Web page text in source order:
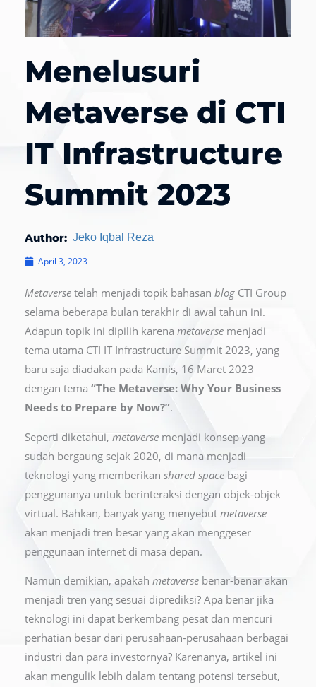
Menelusuri
Metaverse di CTI
IT Infrastructure
Summit 2023
Author: Jeko Iqbal Reza
April 3, 2023
Metaverse telah menjadi topik bahasan blog CTI Group
selama beberapa bulan terakhir di awal tahun ini.
Adapun topik ini dipilih karena metaverse menjadi
tema utama CTI IT Infrastructure Summit 2023, yang
baru saja diadakan pada Kamis, 16 Maret 2023
dengan tema “The Metaverse: Why Your Business
Needs to Prepare by Now?”.
Seperti diketahui, metaverse menjadi konsep yang
sudah bergaung sejak 2020, di mana menjadi
teknologi yang memberikan shared space bagi
penggunanya untuk berinteraksi dengan objek-objek
virtual. Bahkan, banyak yang menyebut metaverse
akan menjadi tren besar yang akan menggeser
penggunaan internet di masa depan.
Namun demikian, apakah metaverse benar-benar akan
menjadi tren yang sesuai diprediksi? Apa benar jika
teknologi ini dapat berkembang pesat dan mencuri
perhatian besar dari perusahaan-perusahaan berbagai
industri dan para investornya? Karenanya, artikel ini
akan mengulik lebih dalam tentang potensi tersebut,